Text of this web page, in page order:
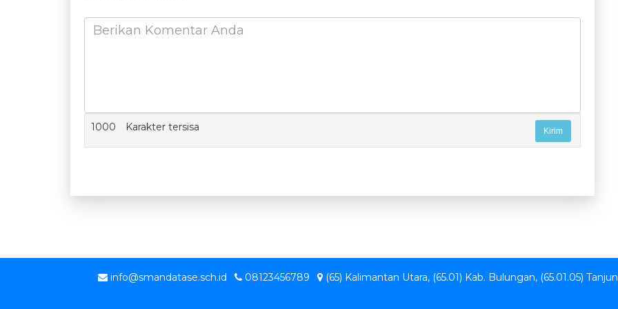
1000 Karakter tersisa
info@smandatase.sch.id 08123456789 (65) Kalimantan Utara, (65.01) Kab. Bulungan, (65.01.05)